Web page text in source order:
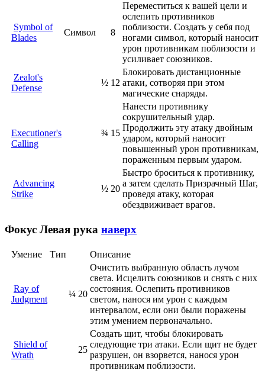
Symbol of
Blades
Символ 8
Переместиться к вашей цели и
ослепить противников
поблизости. Создать у себя под
ногами символ, который наносит
урон противникам поблизости и
усиливает союзников.
Zealot's
Defense
½ 12
Блокировать дистанционные
атаки, сотворяя при этом
магические снаряды.
Executioner's
Calling
¾ 15
Нанести противнику
сокрушительный удар.
Продолжить эту атаку двойным
ударом, который наносит
повышенный урон противникам,
пораженным первым ударом.
Advancing
Strike
½ 20
Быстро броситься к противнику,
а затем сделать Призрачный Шаг,
проведя атаку, которая
обездвиживает врагов.
Фокус Левая рука наверх
Умение Тип Описание
Ray of
Judgment
¼ 20
Очистить выбранную область лучом
света. Исцелить союзников и снять с них
состояния. Ослепить противников
светом, нанося им урон с каждым
интервалом, если они были поражены
этим умением первоначально.
Shield of
Wrath
25
Создать щит, чтобы блокировать
следующие три атаки. Если щит не будет
разрушен, он взорвется, нанося урон
противникам поблизости.